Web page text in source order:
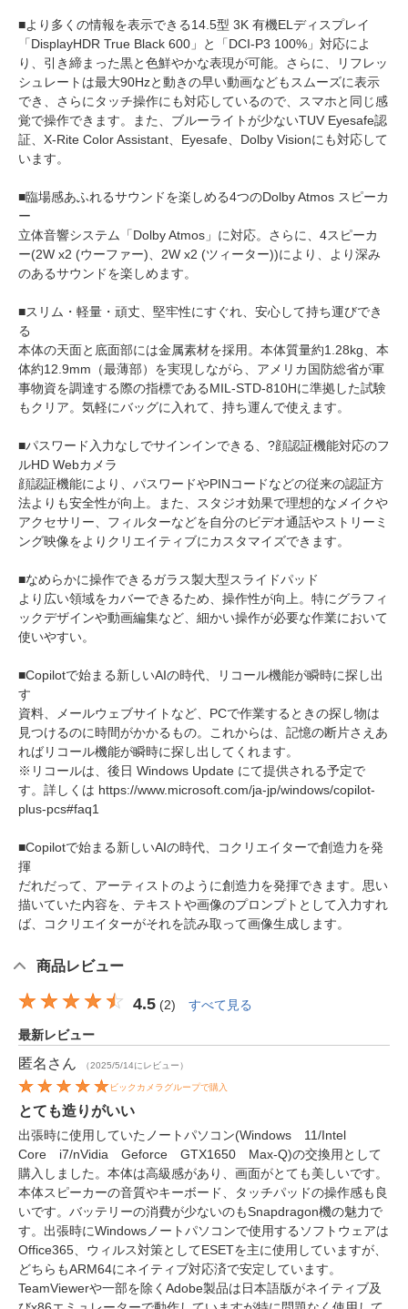
■より多くの情報を表示できる14.5型 3K 有機ELディスプレイ
「DisplayHDR True Black 600」と「DCI-P3 100%」対応によ
り、引き締まった黒と色鮮やかな表現が可能。さらに、リフレッ
シュレートは最大90Hzと動きの早い動画などもスムーズに表示
でき、さらにタッチ操作にも対応しているので、スマホと同じ感
覚で操作できます。また、ブルーライトが少ないTUV Eyesafe認
証、X-Rite Color Assistant、Eyesafe、Dolby Visionにも対応して
います。
■臨場感あふれるサウンドを楽しめる4つのDolby Atmos スピーカ
ー
立体音響システム「Dolby Atmos」に対応。さらに、4スピーカ
ー(2W x2 (ウーファー)、2W x2 (ツィーター))により、より深み
のあるサウンドを楽しめます。
■スリム・軽量・頑丈、堅牢性にすぐれ、安心して持ち運びでき
る
本体の天面と底面部には金属素材を採用。本体質量約1.28kg、本
体約12.9mm（最薄部）を実現しながら、アメリカ国防総省が軍
事物資を調達する際の指標であるMIL-STD-810Hに準拠した試験
もクリア。気軽にバッグに入れて、持ち運んで使えます。
■パスワード入力なしでサインインできる、?顔認証機能対応のフ
ルHD Webカメラ
顔認証機能により、パスワードやPINコードなどの従来の認証方
法よりも安全性が向上。また、スタジオ効果で理想的なメイクや
アクセサリー、フィルターなどを自分のビデオ通話やストリーミ
ング映像をよりクリエイティブにカスタマイズできます。
■なめらかに操作できるガラス製大型スライドパッド
より広い領域をカバーできるため、操作性が向上。特にグラフィ
ックデザインや動画編集など、細かい操作が必要な作業において
使いやすい。
■Copilotで始まる新しいAIの時代、リコール機能が瞬時に探し出
す
資料、メールウェブサイトなど、PCで作業するときの探し物は
見つけるのに時間がかかるもの。これからは、記憶の断片さえあ
ればリコール機能が瞬時に探し出してくれます。
※リコールは、後日 Windows Update にて提供される予定で
す。詳しくは https://www.microsoft.com/ja-jp/windows/copilot-
plus-pcs#faq1
■Copilotで始まる新しいAIの時代、コクリエイターで創造力を発
揮
だれだって、アーティストのように創造力を発揮できます。思い
描いていた内容を、テキストや画像のプロンプトとして入力すれ
ば、コクリエイターがそれを読み取って画像生成します。
商品レビュー
4.5 (2) すべて見る
最新レビュー
匿名 さん （2025/5/14にレビュー）
ビックカメラグループで購入
とても造りがいい
出張時に使用していたノートパソコン(Windows 11/Intel
Core i7/nVidia Geforce GTX1650 Max-Q)の交換用として
購入しました。本体は高級感があり、画面がとても美しいです。
本体スピーカーの音質やキーボード、タッチパッドの操作感も良
いです。バッテリーの消費が少ないのもSnapdragon機の魅力で
す。出張時にWindowsノートパソコンで使用するソフトウェアは
Office365、ウィルス対策としてESETを主に使用していますが、
どちらもARM64にネイティブ対応済で安定しています。
TeamViewerや一部を除くAdobe製品は日本語版がネイティブ及